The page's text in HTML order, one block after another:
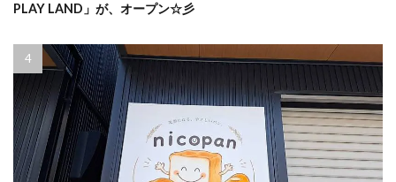
PLAY LAND」が、オープン☆彡